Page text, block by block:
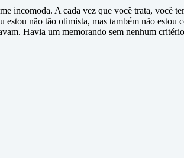
incomoda. A cada vez que você trata, você
não tão otimista, mas também não estou
Havia um memorando sem nenhum